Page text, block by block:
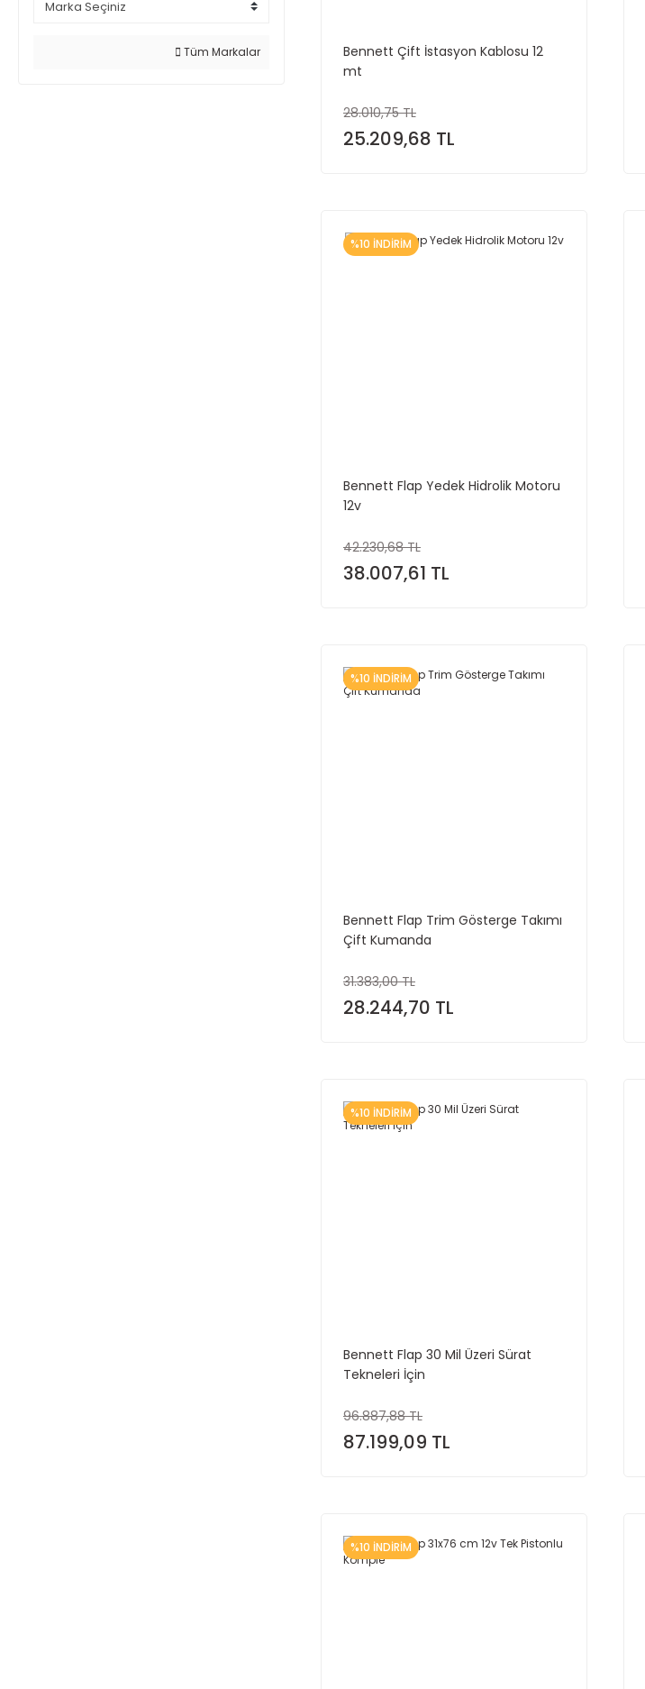
Tüm Markalar
Bennett Çift İstasyon Kablosu 12
mt
28.010,75 TL
25.209,68 TL
%10 İNDİRİM
Bennett Flap Yedek Hidrolik Motoru
12v
42.230,68 TL
38.007,61 TL
%10 İNDİRİM
Bennett Flap Trim Gösterge Takımı
Çift Kumanda
31.383,00 TL
28.244,70 TL
%10 İNDİRİM
Bennett Flap 30 Mil Üzeri Sürat
Tekneleri İçin
96.887,88 TL
87.199,09 TL
%10 İNDİRİM